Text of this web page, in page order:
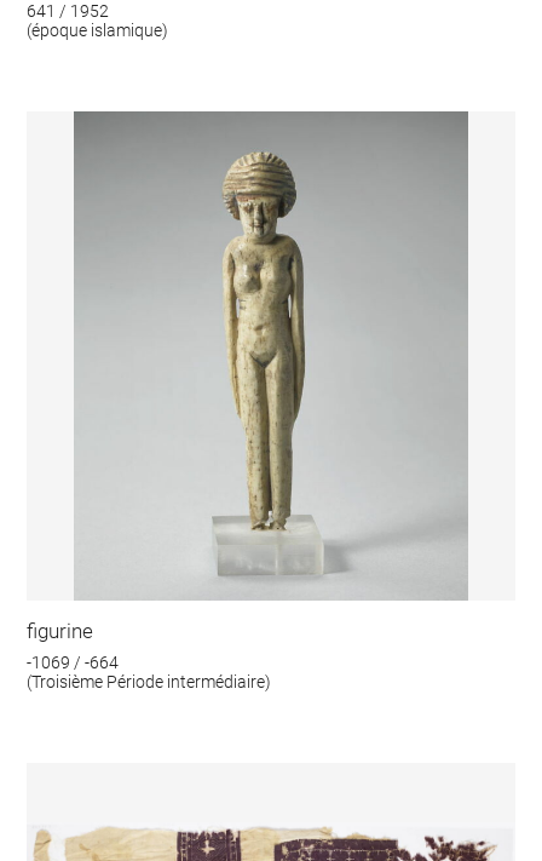
641 / 1952
(époque islamique)
figurine
-1069 / -664
(Troisième Période intermédiaire)